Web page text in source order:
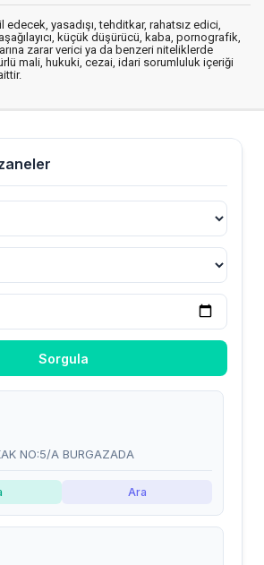
yasadışı, tehditkar, rahatsız edici,
küçük düşürücü, kaba, pornografik,
zarar verici ya da benzeri niteliklerde
mali, hukuki, cezai, idari sorumluluk içeriği